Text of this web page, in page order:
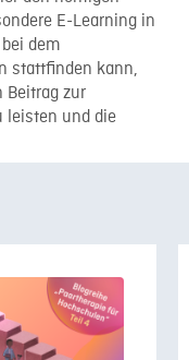
E-Learning in
dem
stattfinden kann,
Beitrag zur
leisten und die